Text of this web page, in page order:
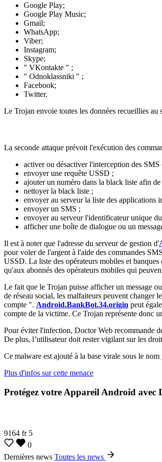
Google Play;
Google Play Music;
Gmail;
WhatsApp;
Viber;
Instagram;
Skype;
" VKontakte " ;
" Odnoklassniki " ;
Facebook;
Twitter.
Le Trojan envoie toutes les données recueillies au
La seconde attaque prévoit l'exécution des
activer ou désactiver l'interception des SMS
envoyer une requête USSD ;
ajouter un numéro dans la black liste afin
nettoyer la black liste ;
envoyer au serveur la liste des applications
envoyer un SMS ;
envoyer au serveur l'identificateur unique
afficher une boîte de dialogue ou un
Il est à noter que l'adresse du serveur de gestion d'
pour voler de l'argent à l'aide des commandes
USSD. La liste des opérateurs mobiles et
qu'aux abonnés des opérateurs mobiles qui
Le fait que le Trojan puisse afficher un message
de réseau social, les malfaiteurs peuvent changer
compte ". Android.BankBot.34.origin peut
compte de la victime. Ce Trojan représente donc
Pour éviter l'infection, Doctor Web recommande
De plus, l’utilisateur doit rester vigilant sur les
Ce malware est ajouté à la base virale sous le nom
Plus d'infos sur cette menace
Protégez votre Appareil Android avec
9164 fr 5
0
Dernières news Toutes les news